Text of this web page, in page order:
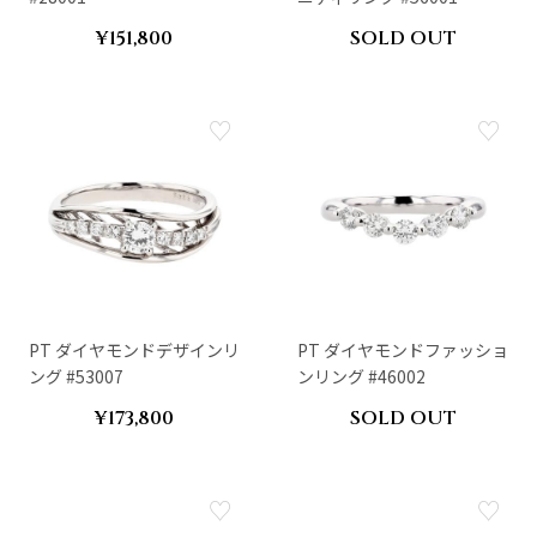
¥151,800 SOLD OUT
PT ダイヤモンドデザインリ
ング #53007
¥173,800
PT ダイヤモンドファッショ
ンリング #46002
SOLD OUT